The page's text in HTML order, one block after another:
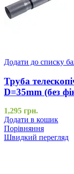
Додати до списку
Труба
D=35mm (без
1,295 грн.
Додати в кошик
Порівняння
Швидкий перегляд